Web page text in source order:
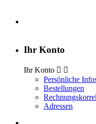
Ihr Konto
Ihr Konto  
Persönliche
Bestellungen
Adressen